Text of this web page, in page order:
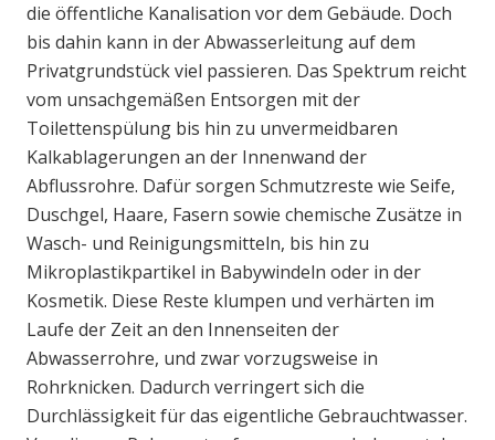
die öffentliche Kanalisation vor dem Gebäude. Doch
bis dahin kann in der Abwasserleitung auf dem
Privatgrundstück viel passieren. Das Spektrum reicht
vom unsachgemäßen Entsorgen mit der
Toilettenspülung bis hin zu unvermeidbaren
Kalkablagerungen an der Innenwand der
Abflussrohre. Dafür sorgen Schmutzreste wie Seife,
Duschgel, Haare, Fasern sowie chemische Zusätze in
Wasch- und Reinigungsmitteln, bis hin zu
Mikroplastikpartikel in Babywindeln oder in der
Kosmetik. Diese Reste klumpen und verhärten im
Laufe der Zeit an den Innenseiten der
Abwasserrohre, und zwar vorzugsweise in
Rohrknicken. Dadurch verringert sich die
Durchlässigkeit für das eigentliche Gebrauchtwasser.